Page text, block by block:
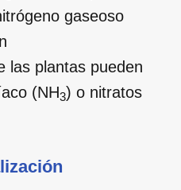
gaseoso
las plantas pueden
(NH3) o nitratos